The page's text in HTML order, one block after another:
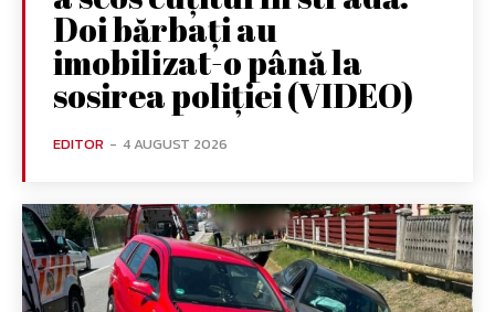
Doi bărbați au
imobilizat-o până la
sosirea poliției (VIDEO)
EDITOR - 4 AUGUST 2026